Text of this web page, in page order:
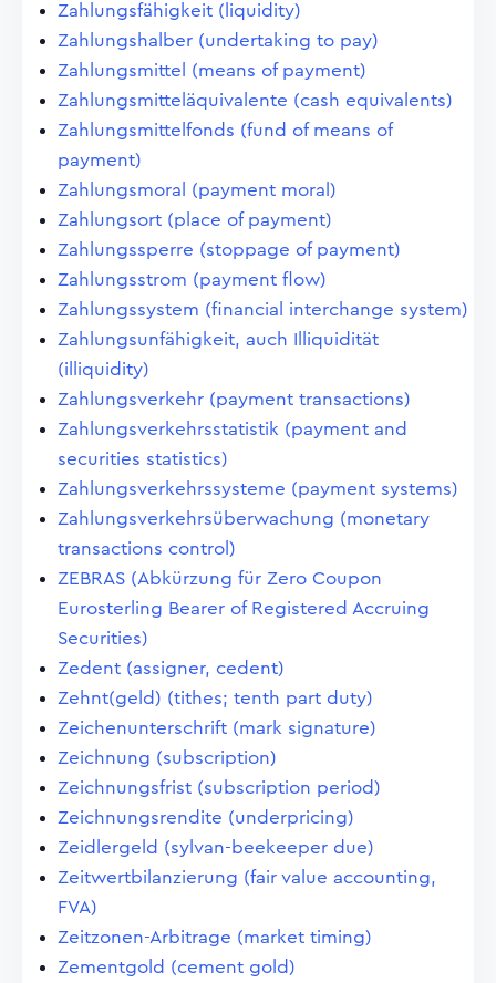
Zahlungsfähigkeit (liquidity)
Zahlungshalber (undertaking to pay)
Zahlungsmittel (means of payment)
Zahlungsmitteläquivalente (cash equivalents)
Zahlungsmittelfonds (fund of means of
payment)
Zahlungsmoral (payment moral)
Zahlungsort (place of payment)
Zahlungssperre (stoppage of payment)
Zahlungsstrom (payment flow)
Zahlungssystem (financial interchange system)
Zahlungsunfähigkeit, auch Illiquidität
(illiquidity)
Zahlungsverkehr (payment transactions)
Zahlungsverkehrsstatistik (payment and
securities statistics)
Zahlungsverkehrssysteme (payment systems)
Zahlungsverkehrsüberwachung (monetary
transactions control)
ZEBRAS (Abkürzung für Zero Coupon
Eurosterling Bearer of Registered Accruing
Securities)
Zedent (assigner, cedent)
Zehnt(geld) (tithes; tenth part duty)
Zeichenunterschrift (mark signature)
Zeichnung (subscription)
Zeichnungsfrist (subscription period)
Zeichnungsrendite (underpricing)
Zeidlergeld (sylvan-beekeeper due)
Zeitwertbilanzierung (fair value accounting,
FVA)
Zeitzonen-Arbitrage (market timing)
Zementgold (cement gold)